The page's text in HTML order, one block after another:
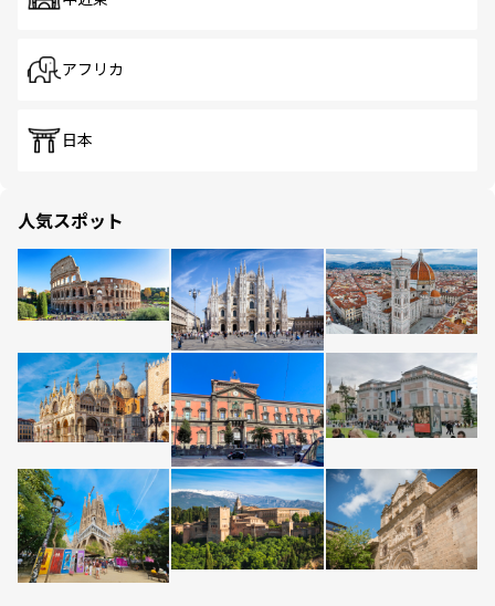
アフリカ
日本
人気スポット